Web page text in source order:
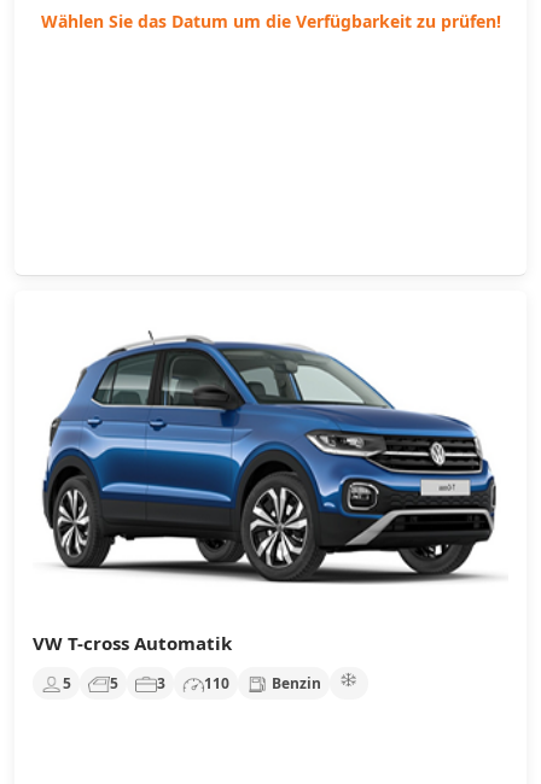
Wählen Sie das Datum um die Verfügbarkeit zu prüfen!
VW T-cross Automatik
5 5 3 110 Benzin